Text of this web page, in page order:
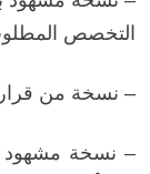
التخصص
– نسخة من قرار
– نسخة مشهود